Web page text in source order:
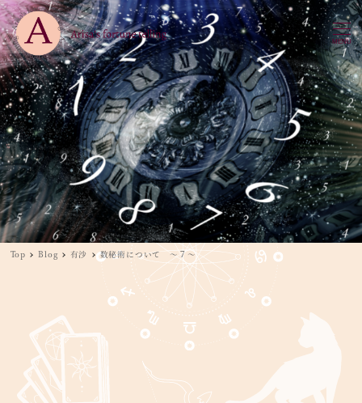
MENU
Top Blog 有沙 数秘術について ～７～